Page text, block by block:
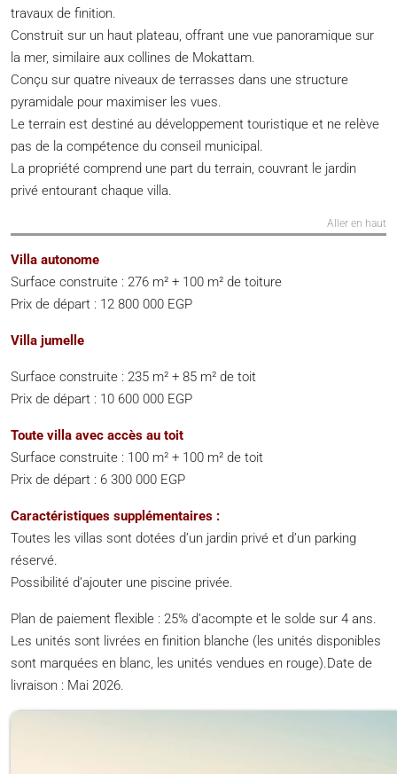
travaux de finition.
Construit sur un haut plateau, offrant une vue panoramique sur
la mer, similaire aux collines de Mokattam.
Conçu sur quatre niveaux de terrasses dans une structure
pyramidale pour maximiser les vues.
Le terrain est destiné au développement touristique et ne relève
pas de la compétence du conseil municipal.
La propriété comprend une part du terrain, couvrant le jardin
privé entourant chaque villa.
Aller en haut
Villa autonome
Surface construite : 276 m² + 100 m² de toiture
Prix de départ : 12 800 000 EGP
Villa jumelle
Surface construite : 235 m² + 85 m² de toit
Prix de départ : 10 600 000 EGP
Toute villa avec accès au toit
Surface construite : 100 m² + 100 m² de toit
Prix de départ : 6 300 000 EGP
Caractéristiques supplémentaires :
Toutes les villas sont dotées d’un jardin privé et d’un parking
réservé.
Possibilité d’ajouter une piscine privée.
Plan de paiement flexible : 25% d’acompte et le solde sur 4 ans.
Les unités sont livrées en finition blanche (les unités disponibles
sont marquées en blanc, les unités vendues en rouge).Date de
livraison : Mai 2026.